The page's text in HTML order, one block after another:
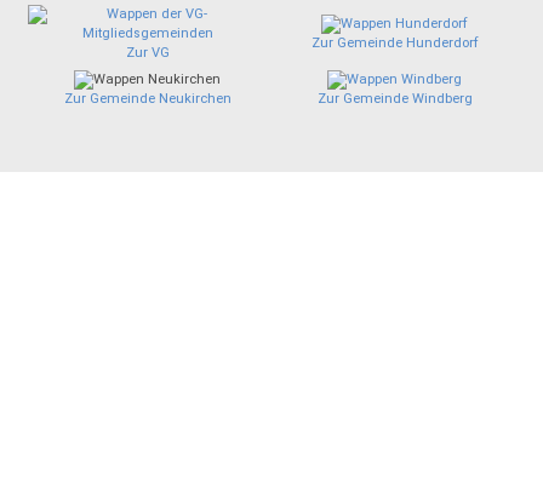
Zur VG
Zur Gemeinde Hunderdorf
Zur Gemeinde Neukirchen Zur Gemeinde Windberg